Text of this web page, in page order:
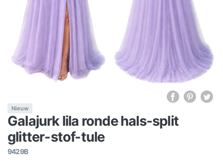
Nieuw
Galajurk lila ronde hals-split
glitter-stof-tule
9429B